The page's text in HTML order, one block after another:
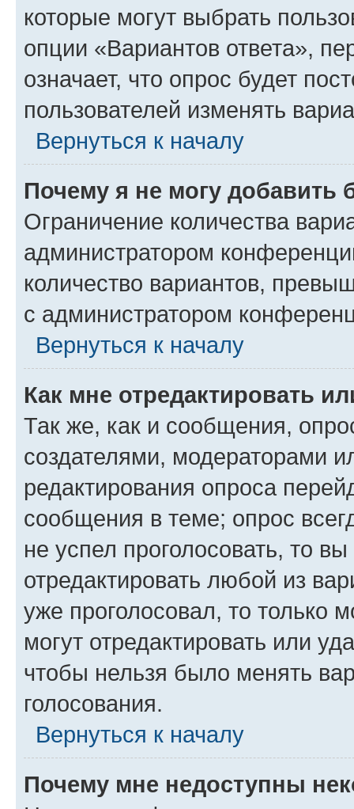
которые могут выбрать
опции «Вариантов ответа»,
означает, что опрос будет
пользователей изменять
Вернуться к началу
Почему я не могу добавить
Ограничение количества
администратором
количество вариантов,
с администратором
Вернуться к началу
Как мне отредактировать
Так же, как и сообщения,
создателями, модераторами
редактирования опроса
сообщения в теме; опрос
не успел проголосовать, то
отредактировать любой из
уже проголосовал, то только
могут отредактировать или
чтобы нельзя было менять
голосования.
Вернуться к началу
Почему мне недоступны